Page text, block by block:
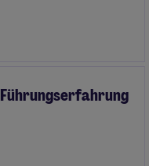
Sie eng mit
zusammen,